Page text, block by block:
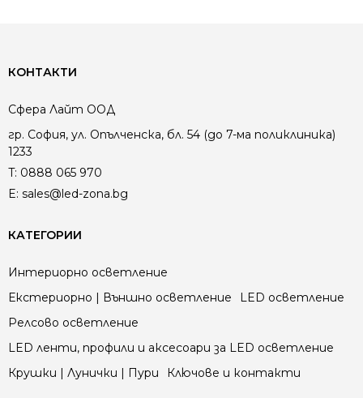
КОНТАКТИ
Сфера Лайт ООД
гр. София, ул. Опълченска, бл. 54 (до 7-ма поликлиника)
1233
T: 0888 065 970
E: sales@led-zona.bg
КАТЕГОРИИ
Интериорно осветление
Екстериорно | Външно осветление
LED осветление
Релсово осветление
LED ленти, профили и аксесоари за LED осветление
Крушки | Лунички | Пури
Ключове и контакти